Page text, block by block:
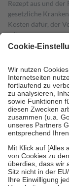
Rezept aus und
gesetzliche
Kosten dafür, der
mit.
Grundsätzlich
höchstens zehn Euro.
Kosten der
Diese Regeln
Bei Heilmitteln und
Zuzahlung zehn
Verordnung.
Um das
stärken und die
fallenkeine
• Kindern und
mit Ausnahme der
• Untersuchungen